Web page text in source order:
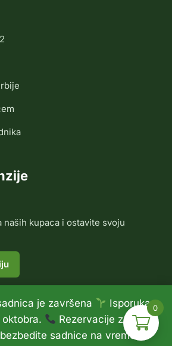
je završena
Isporuka
Rezervacije za jesen
sadnice na vreme.
naših kupaca i ostavite svoju
Voće Delux •Politika privatnosti•
refundiranja
0